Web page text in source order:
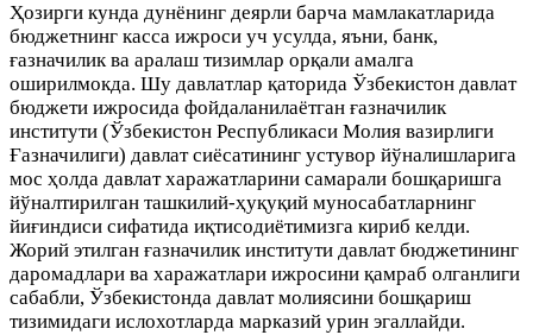
Ҳозирги кунда дунёнинг деярли барча мамлакатларида
бюджетнинг касса ижроси уч усулда, яъни, банк,
ғазначилик ва аралаш тизимлар орқали амалга
оширилмокда. Шу давлатлар қаторида Ўзбекистон давлат
бюджети ижросида фойдаланилаётган ғазначилик
институти (Ўзбекистон Республикаси Молия вазирлиги
Ғазначилиги) давлат сиёсатининг устувор йўналишларига
мос ҳолда давлат харажатларини самарали бошқаришга
йўналтирилган ташкилий-ҳуқуқий муносабатларнинг
йиғиндиси сифатида иқтисодиётимизга кириб келди.
Жорий этилган ғазначилик институти давлат бюджетининг
даромадлари ва харажатлари ижросини қамраб олганлиги
сабабли, Ўзбекистонда давлат молиясини бошқариш
тизимидаги ислохотларда марказий урин эгаллайди.